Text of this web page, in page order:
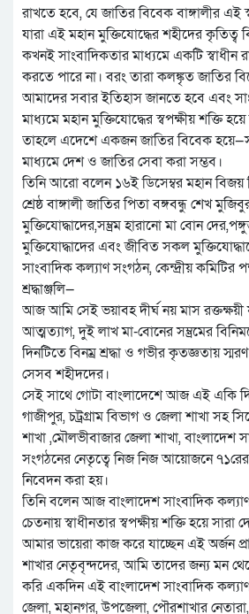
রাখতে হবে, যে জাতির বিবেক বাঙ্গালীর এই
যারা এই মহান মুক্তিযোদ্ধের শহীদের কৃতিত্ব
কখনই সাংবাদিকতার মাধ্যমে একটি স্বাধীন
করতে পারে না। বরং তারা কলঙ্কৃত জাতির
আমাদের সবার ইতিহাস জানতে হবে এবং
মাধ্যমে মহান মুক্তিযোদ্ধের স্বপক্ষীয় শক্তি
তাহলে এদেশে একজন জাতির বিবেক
মাধ্যমে দেশ ও জাতির সেবা করা সম্ভব।
তিনি আরো বলেন ১৬ই ডিসেম্বর মহান বিজয়
শ্রেষ্ঠ বাঙ্গালী জাতির পিতা বঙ্গবন্ধু শেখ
মুক্তিযোদ্ধাদের,সম্ভ্রম হারানো মা বোন
মুক্তিযোদ্ধাদের এবং জীবিত সকল
সাংবাদিক কল্যাণ সংগঠন, কেন্দ্রীয় কমিটির
শ্রদ্ধাঞ্জলি—
আজ আমি সেই ভয়াবহ দীর্ঘ নয় মাস রক্তক্ষয়ী
আত্মত্যাগ, দুই লাখ মা-বোনের সম্ভ্রমের
দিনটিতে বিনম্র শ্রদ্ধা ও গভীর কৃতজ্ঞতায়
সেসব শহীদদের।
সেই সাথে গোটা বাংলাদেশে আজ এই একি
গাজীপুর, চট্রগ্রাম বিভাগ ও জেলা শাখা সহ
শাখা ,মৌলভীবাজার জেলা শাখা, বাংলাদেশ
সংগঠনের নেতৃত্বে নিজ নিজ আয়োজনে ৭১রের
নিবেদন করা হয়।
তিনি বলেন আজ বাংলাদেশ সাংবাদিক
চেতনায় স্বাধীনতার স্বপক্ষীয় শক্তি হয়ে সারা
আমার ভায়েরা কাজ করে যাচ্ছেন এই অর্জন
শাখার নেতৃবৃন্দদের, আমি তাদের জন্য মন
করি একদিন এই বাংলাদেশ সাংবাদিক কল্যাণ
জেলা, মহানগর, উপজেলা, পৌরশাখার